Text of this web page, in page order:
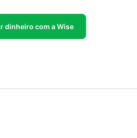
dinheiro com a Wise